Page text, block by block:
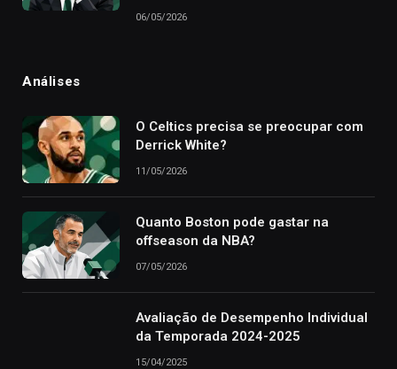
06/05/2026
Análises
O Celtics precisa se preocupar com
Derrick White?
11/05/2026
Quanto Boston pode gastar na
offseason da NBA?
07/05/2026
Avaliação de Desempenho Individual
da Temporada 2024-2025
15/04/2025